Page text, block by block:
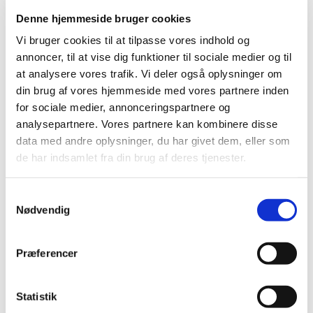
Denne hjemmeside bruger cookies
Vi bruger cookies til at tilpasse vores indhold og
annoncer, til at vise dig funktioner til sociale medier og til
at analysere vores trafik. Vi deler også oplysninger om
din brug af vores hjemmeside med vores partnere inden
for sociale medier, annonceringspartnere og
analysepartnere. Vores partnere kan kombinere disse
data med andre oplysninger, du har givet dem, eller som
de har indsamlet fra din brug af deres tjenester.
Nødvendig
Præferencer
Statistik
Lægemiddelstyrelsen har givet ny tilladelse til ordination
og udlevering af udenlandsk lægemiddel…
PRAC: Øget risiko for aspiration og
aspirationspneumoni hos patienter, der får
GLP-1-medicin
| 12. juli 2024
Den europæiske bivirkningskomité PRAC vurderer, at
patienter, der får GLP-1-analoger (diabetes- og…
PRAC-vurderer-aspirationspneumoni
|10. juli 2024